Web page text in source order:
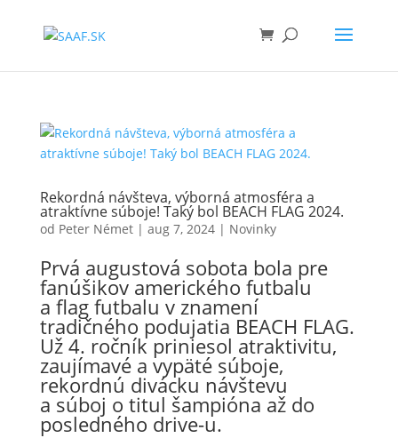
Rekordná návšteva, výborná atmosféra a
atraktívne súboje! Taký bol BEACH FLAG 2024.
od Peter Német| aug 7, 2024| Novinky
Prvá augustová sobota bola pre
fanúšikov amerického futbalu
a flag futbalu v znamení
tradičného podujatia BEACH FLAG.
Už 4. ročník priniesol atraktivitu,
zaujímavé a vypäté súboje,
rekordnú divácku návštevu
a súboj o titul šampióna až do
posledného drive-u.